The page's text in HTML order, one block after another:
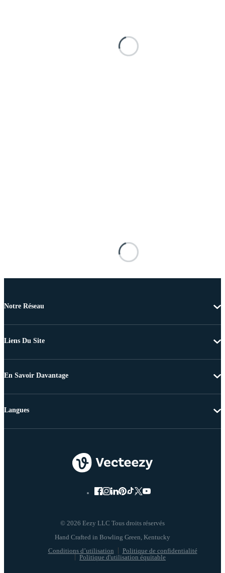
Notre Réseau
Liens Du Site
En Savoir Davantage
© 2026 Eezy LLC Tous droits réservés
Conditions d’utilisation
Politique de confidentialité
Politique d'utilisation équitable
Langues